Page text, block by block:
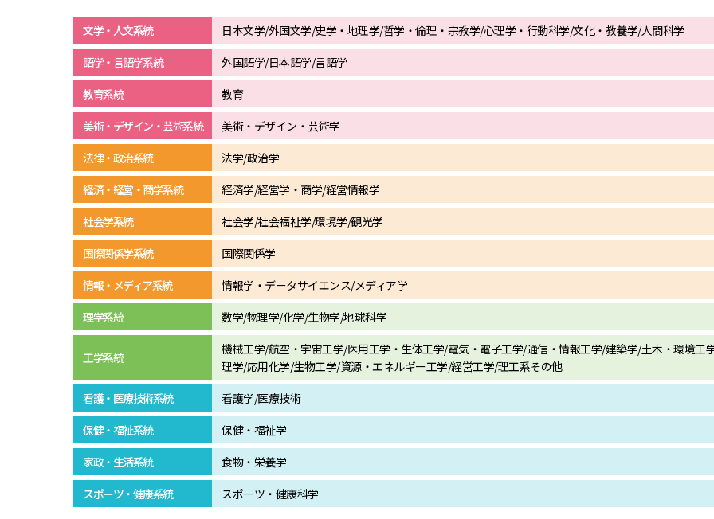
ユーザーサポート
受験情報リンク
文学・人文系統
日本文学/外国文学/史学・地理学/哲学・倫理・宗教学/心理学・行動科学/文化・教養学/人間科学
語学・言語学系統
外国語学/日本語学/言語学
教育系統
教育
美術・デザイン・芸術系統
美術・デザイン・芸術学
法律・政治系統
法学/政治学
経済・経営・商学系統
経済学/経営学・商学/経営情報学
社会学系統
社会学/社会福祉学/環境学/観光学
国際関係学系統
国際関係学
情報・メディア系統
情報学・データサイエンス/メディア学
理学系統
数学/物理学/化学/生物学/地球科学
工学系統
機械工学/航空・宇宙工学/医用工学・生体工学/電気・電子工学/通信・情報工学/建築学/土木・環境工
理学/応用化学/生物工学/資源・エネルギー工学/経営工学/理工系その他
看護・医療技術系統
看護学/医療技術
保健・福祉系統
保健・福祉学
家政・生活系統
食物・栄養学
スポーツ・健康系統
スポーツ・健康科学